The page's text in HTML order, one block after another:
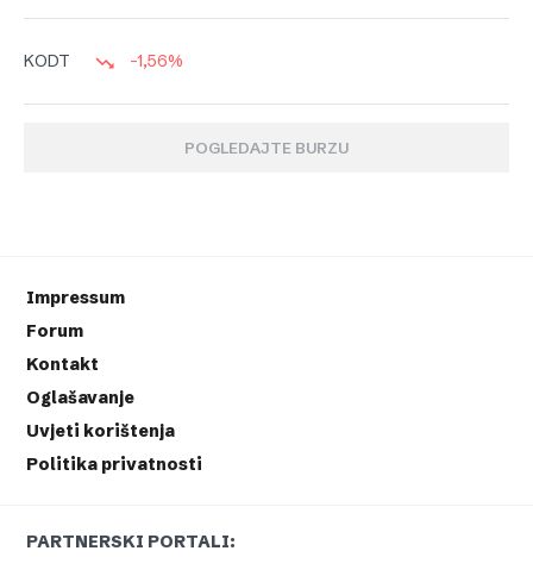
KODT -1,56%
POGLEDAJTE BURZU
Impressum
Forum
Kontakt
Oglašavanje
Uvjeti korištenja
Politika privatnosti
PARTNERSKI PORTALI: